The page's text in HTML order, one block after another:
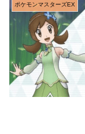
ポケモンマスターズEX